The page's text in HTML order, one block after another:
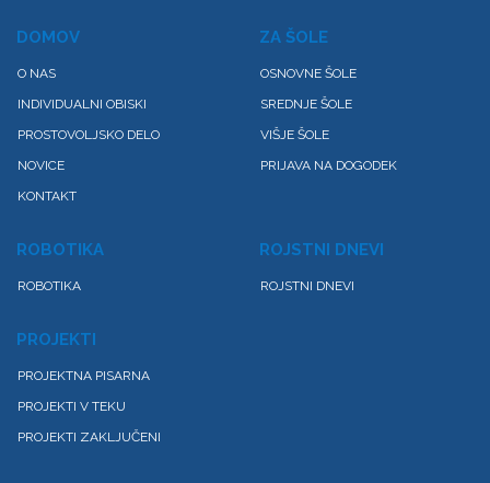
DOMOV
O NAS
INDIVIDUALNI OBISKI
PROSTOVOLJSKO DELO
NOVICE
KONTAKT
ZA ŠOLE
OSNOVNE ŠOLE
SREDNJE ŠOLE
VIŠJE ŠOLE
PRIJAVA NA DOGODEK
ROBOTIKA
ROBOTIKA
ROJSTNI DNEVI
ROJSTNI DNEVI
PROJEKTI
PROJEKTNA PISARNA
PROJEKTI V TEKU
PROJEKTI ZAKLJUČENI